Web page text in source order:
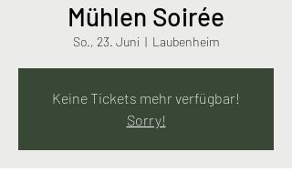
Mühlen Soirée
So., 23. Juni
  |
Laubenheim
Keine Tickets mehr verfügbar!
Sorry!